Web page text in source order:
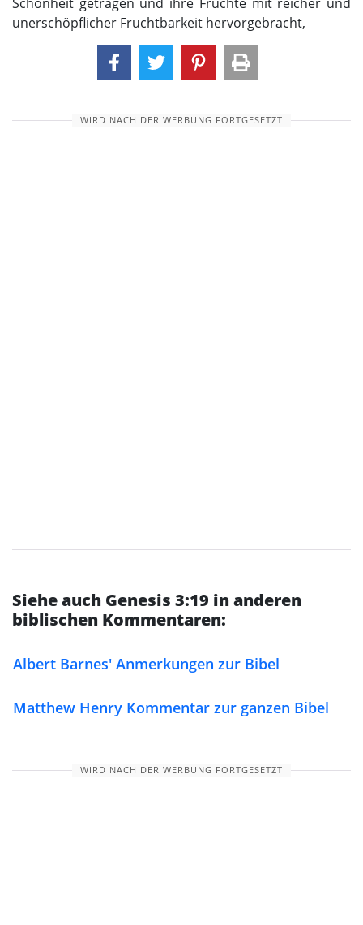
unerschöpflicher Fruchtbarkeit hervorgebracht,
WIRD NACH DER WERBUNG FORTGESETZT
Siehe auch Genesis 3:19 in anderen
biblischen Kommentaren:
Albert Barnes' Anmerkungen zur Bibel
Matthew Henry Kommentar zur ganzen Bibel
WIRD NACH DER WERBUNG FORTGESETZT